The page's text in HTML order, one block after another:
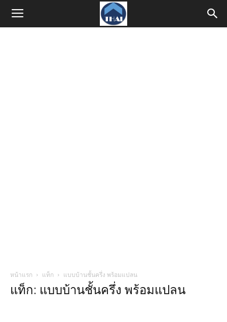
หน้าแรก แท็ก แบบบ้านชั้นครึ่ง พร้อมแปลน
แท็ก: แบบบ้านชั้นครึ่ง พร้อมแปลน